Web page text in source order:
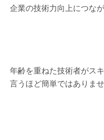
企業の技術力向上につなが
年齢を重ねた技術者がス
言うほど簡単ではありませ